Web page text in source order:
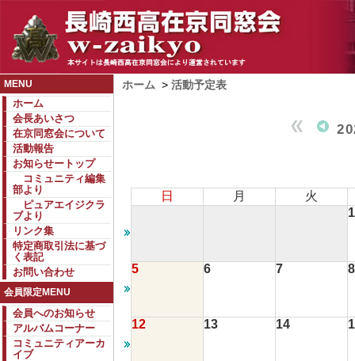
MENU
ホーム
会長あいさつ
在京同窓会について
活動報告
お知らせートップ
コミュニティ編集
部より
ピュアエイジクラ
ブより
リンク集
特定商取引法に基づ
く表記
お問い合わせ
会員限定MENU
会員へのお知らせ
アルバムコーナー
コミュニティアーカ
イブ
ホーム > 活動予定表
日 月
火
1
5 6 7 8
12 13 14